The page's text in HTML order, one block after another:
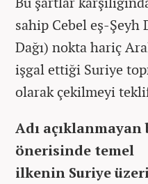
sahip Cebel eş-Şeyh
Dağı) nokta hariç
işgal ettiği Suriye
olarak çekilmeyi
Adı
önerisinde temel
ilkenin Suriye